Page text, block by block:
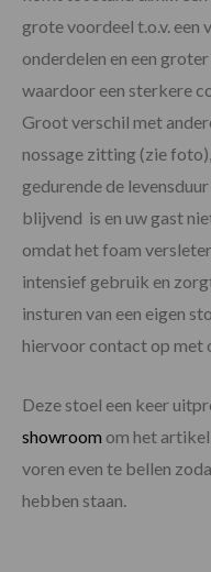
grote voordeel t.o.v. een
onderdelen en een
waardoor een sterkere
Groot verschil met
nossage zitting (zie
gedurende de
blijvend is en uw gast
omdat het foam
intensief gebruik en
insturen van een eigen
hiervoor contact op met
Deze stoel een keer
showroom om het
voren even te bellen
hebben staan.